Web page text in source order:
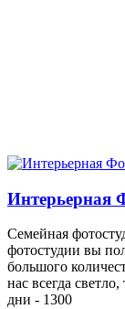
Интерьерная
Семейная
фотостудии вы
большого
нас всегда
дни - 1300